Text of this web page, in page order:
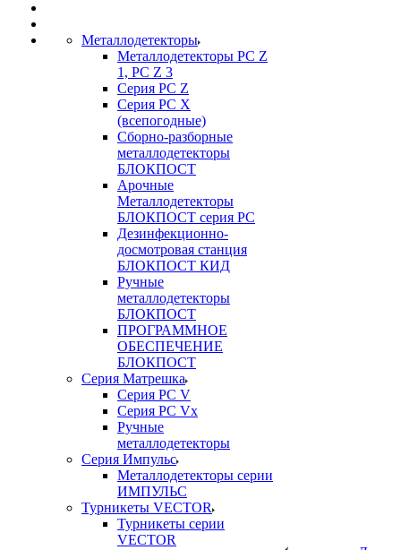
Металлодетекторы
Металлодетекторы РС Z
1, PC Z 3
Серия РС Z
Серия РС X
(всепогодные)
Сборно-разборные
металлодетекторы
БЛОКПОСТ
Арочные
Металлодетекторы
БЛОКПОСТ серия РС
Дезинфекционно-
досмотровая станция
БЛОКПОСТ КИД
Ручные
металлодетекторы
БЛОКПОСТ
ПРОГРАММНОЕ
ОБЕСПЕЧЕНИЕ
БЛОКПОСТ
Серия Матрешка
Серия PC V
Серия PC Vx
Ручные
металлодетекторы
Серия Импульс
Металлодетекторы серии
ИМПУЛЬС
Турникеты VECTOR
Турникеты серии
VECTOR